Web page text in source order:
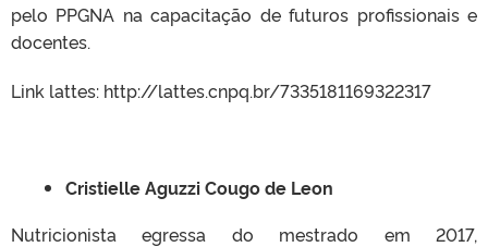
pelo PPGNA na capacitação de futuros profissionais e
docentes.
Link lattes: http://lattes.cnpq.br/7335181169322317
Cristielle Aguzzi Cougo de Leon
Nutricionista egressa do mestrado em 2017,